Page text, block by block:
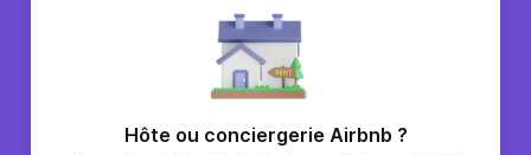
Hôte ou conciergerie Airbnb ?